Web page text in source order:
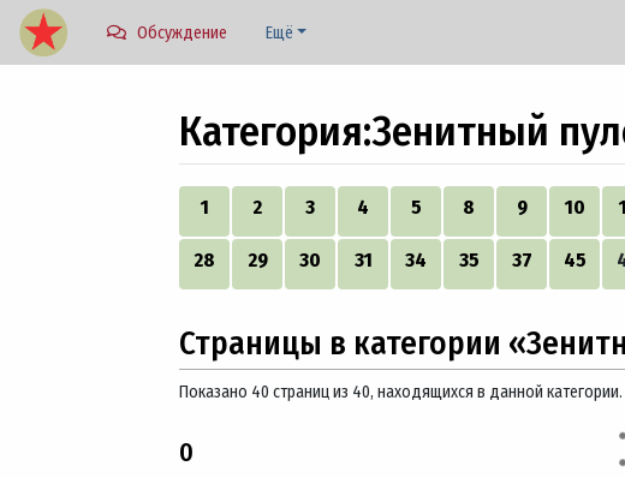
Обсуждение Ещё
Категория:Зенитный
Перейти к: навигация поиск
1 2 3 4 5 8 9 10
28 29 30 31 34 35 37 45
Страницы в категории
Показано 40 страниц из 40, находящихся в данной категории.
0